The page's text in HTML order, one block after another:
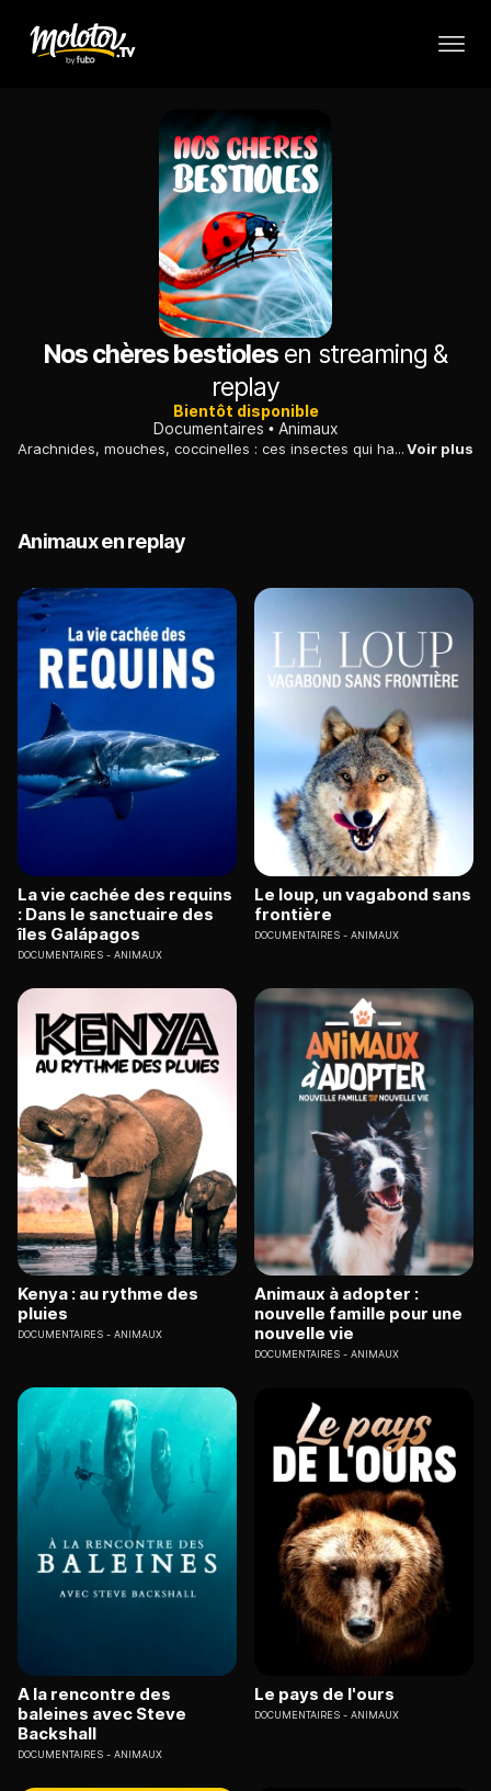
Nos chères bestioles en streaming &
replay
Bientôt disponible
Documentaires
Animaux
Arachnides, mouches, coccinelles : ces insectes qui hantent nos imaginaires s'avèrent essentiels à l'équilibre de la biodiversité. Cette série documentaire pleine de drôlerie, de poésie et de pédagogie entreprend de déplacer le regard sur ces créatures en zoomant sur leurs comportements. Au fil de fascinantes images en macroscopie et avec la voix de l’humoriste Lison Daniel, une invitation ludique à mieux les protéger.Voir plus
Animaux en replay
La vie cachée des requins
: Dans le sanctuaire des
îles Galápagos
DOCUMENTAIRES ANIMAUX
Le loup, un vagabond sans
frontière
DOCUMENTAIRES ANIMAUX
Kenya : au rythme des
pluies
DOCUMENTAIRES ANIMAUX
Animaux à adopter :
nouvelle famille pour une
nouvelle vie
DOCUMENTAIRES ANIMAUX
A la rencontre des
baleines avec Steve
Backshall
DOCUMENTAIRES ANIMAUX
Le pays de l'ours
DOCUMENTAIRES ANIMAUX